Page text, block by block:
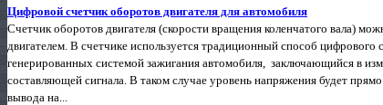
Цифровой счетчик оборотов двигателя для автомобиля
Счетчик оборотов двигателя (скорости вращения коленчатого вала)
двигателем. В счетчике используется традиционный способ цифрового
генерированных системой зажигания автомобиля, заключающийся в
составляющей сигнала. В таком случае уровень напряжения будет
вывода на...